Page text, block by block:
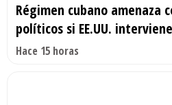
Régimen cubano amenaza
políticos si EE.UU.
Hace 15 horas